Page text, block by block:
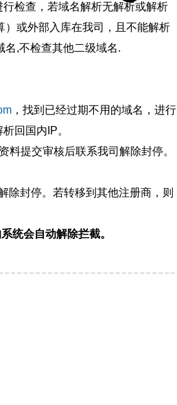
检查，若域名解析无解析或解析
或外部入库在我司，且不能解析
,不检查其他二级域名.
，找到已经过期不用的域名，进行
回国内IP。
料提交审核后联系我司解除封停。
除封停。若转移到其他注册商，则
统会自动解除拦截。